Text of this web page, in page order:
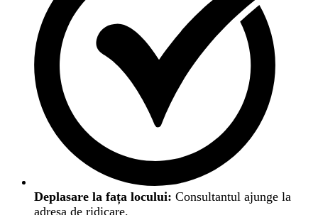
Deplasare la fața locului: Consultantul ajunge la
adresa de ridicare.